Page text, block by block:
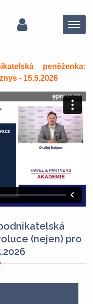
Menu
peněženka:
- 15.5.2026
(nejen) pro